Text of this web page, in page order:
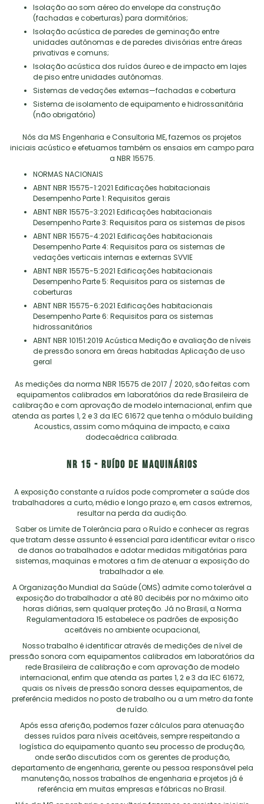
Isolação ao som aéreo do envelope da construção
(fachadas e coberturas) para dormitórios;
Isolação acústica de paredes de geminação entre
unidades autônomas e de paredes divisórias entre áreas
privativas e comuns;
Isolação acústica dos ruídos áureo e de impacto em lajes
de piso entre unidades autônomas.
Sistemas de vedações externas—fachadas e cobertura
Sistema de isolamento de equipamento e hidrossanitária
(não obrigatório)
Nós da MS Engenharia e Consultoria ME, fazemos os projetos
iniciais acústico e efetuamos também os ensaios em campo para
a NBR 15575.
NORMAS NACIONAIS
ABNT NBR 15575-1:2021 Edificações habitacionais
Desempenho Parte 1: Requisitos gerais
ABNT NBR 15575-3:2021 Edificações habitacionais
Desempenho Parte 3: Requisitos para os sistemas de pisos
ABNT NBR 15575-4:2021 Edificações habitacionais
Desempenho Parte 4: Requisitos para os sistemas de
vedações verticais internas e externas SVVIE
ABNT NBR 15575-5:2021 Edificações habitacionais
Desempenho Parte 5: Requisitos para os sistemas de
coberturas
ABNT NBR 15575-6:2021 Edificações habitacionais
Desempenho Parte 6: Requisitos para os sistemas
hidrossanitários
ABNT NBR 10151:2019 Acústica Medição e avaliação de níveis
de pressão sonora em áreas habitadas Aplicação de uso
geral
As medições da norma NBR 15575 de 2017 / 2020, são feitas com
equipamentos calibrados em laboratórios da rede Brasileira de
calibração e com aprovação de modelo internacional, enfim que
atenda as partes 1, 2 e 3 da IEC 61672 que tenha o módulo building
Acoustics, assim como máquina de impacto, e caixa
dodecaédrica calibrada.
NR 15 - RUÍDO DE MAQUINÁRIOS
A exposição constante a ruídos pode comprometer a saúde dos
trabalhadores a curto, médio e longo prazo e, em casos extremos,
resultar na perda da audição.
Saber os Limite de Tolerância para o Ruído e conhecer as regras
que tratam desse assunto é essencial para identificar evitar o risco
de danos ao trabalhados e adotar medidas mitigatórias para
sistemas, maquinas e motores a fim de atenuar a exposição do
trabalhador a ele.
A Organização Mundial da Saúde (OMS) admite como tolerável a
exposição do trabalhador a até 80 decibéis por no máximo oito
horas diárias, sem qualquer proteção. Já no Brasil, a Norma
Regulamentadora 15 estabelece os padrões de exposição
aceitáveis no ambiente ocupacional,
Nosso trabalho é identificar através de medições de nível de
pressão sonora com equipamentos calibrados em laboratórios da
rede Brasileira de calibração e com aprovação de modelo
internacional, enfim que atenda as partes 1, 2 e 3 da IEC 61672,
quais os níveis de pressão sonora desses equipamentos, de
preferência medidos no posto de trabalho ou a um metro da fonte
de ruído.
Após essa aferição, podemos fazer cálculos para atenuação
desses ruídos para níveis aceitáveis, sempre respeitando a
logística do equipamento quanto seu processo de produção,
onde serão discutidos com os gerentes de produção,
departamento de engenharia, gerente ou pessoa responsável pela
manutenção, nossos trabalhos de engenharia e projetos já é
referência em muitas empresas e fábricas no Brasil.